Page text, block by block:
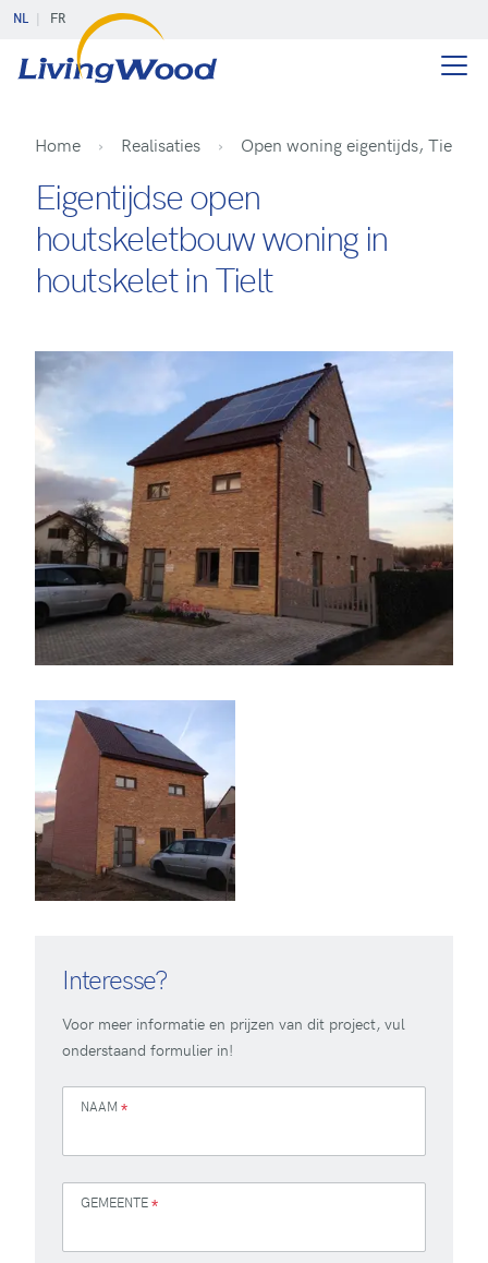
NL FR
Home Realisaties Open woning eigentijds, Tielt
Eigentijdse open
houtskeletbouw woning in
houtskelet in Tielt
Interesse?
Voor meer informatie en prijzen van dit project, vul
onderstaand formulier in!
NAAM *
GEMEENTE*